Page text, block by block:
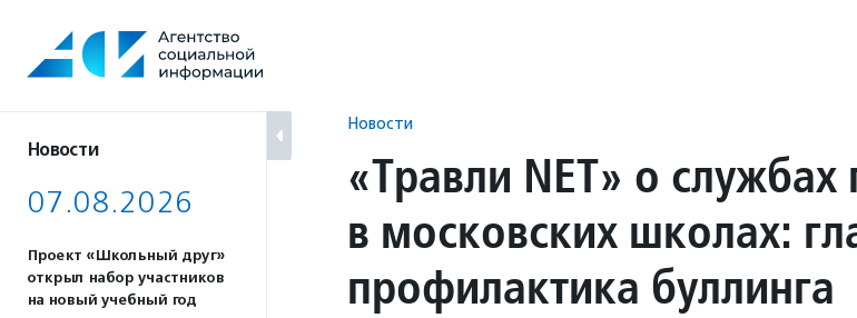
содержанию
Новости
07.08.2026
Проект «Школьный друг»
открыл набор участников
на новый учебный год
Новости
«Травли NET» о
в московских школах:
профилактика буллинга